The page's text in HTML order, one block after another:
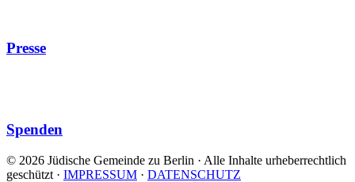
Presse
Spenden
© 2026 Jüdische Gemeinde zu Berlin · Alle Inhalte urheberrechtlich
geschützt · IMPRESSUM · DATENSCHUTZ